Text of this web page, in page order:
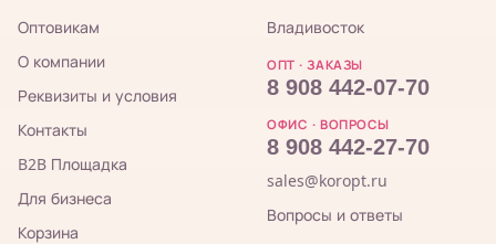
Оптовикам
О компании
Реквизиты и условия
Контакты
B2B Площадка
Для бизнеса
Корзина
Владивосток
ОПТ · ЗАКАЗЫ
8 908 442-07-70
ОФИС · ВОПРОСЫ
8 908 442-27-70
sales@koropt.ru
Вопросы и ответы